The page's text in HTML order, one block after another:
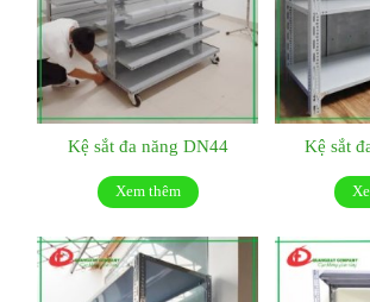
Kệ sắt đa năng DN44
Xem thêm
Kệ sắt